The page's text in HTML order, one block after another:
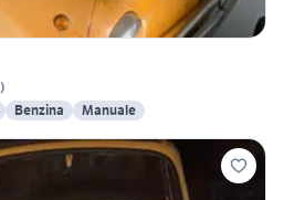
)
Benzina Manuale